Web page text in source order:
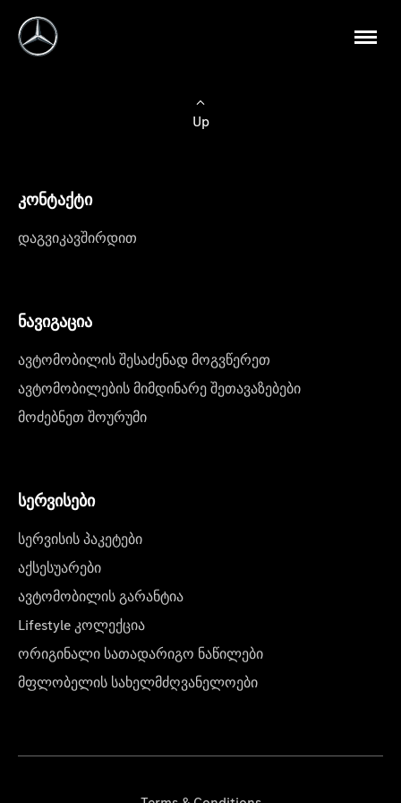
Up
კონტაქტი
დაგვიკავშირდით
ნავიგაცია
ავტომობილის შესაძენად მოგვწერეთ
ავტომობილების მიმდინარე შეთავაზებები
მოძებნეთ შოურუმი
სერვისები
სერვისის პაკეტები
აქსესუარები
ავტომობილის გარანტია
Lifestyle კოლექცია
ორიგინალი სათადარიგო ნაწილები
მფლობელის სახელმძღვანელოები